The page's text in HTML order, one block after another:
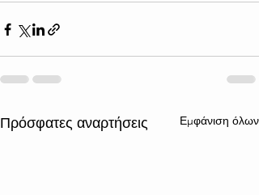
Πρόσφατες αναρτήσεις Εμφάνιση όλων